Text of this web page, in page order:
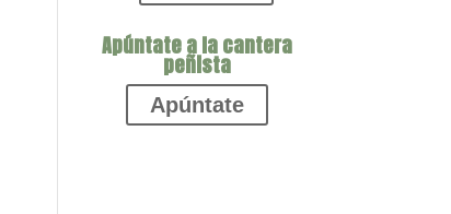
Apúntate a la cantera
peñista
Apúntate